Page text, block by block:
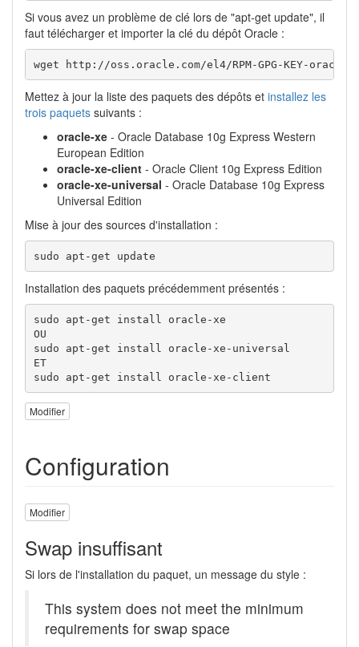
Si vous avez un problème de clé lors de "apt-get update", il
faut télécharger et importer la clé du dépôt Oracle :
wget http://oss.oracle.com/el4/RPM-GPG-KEY-
Mettez à jour la liste des paquets des dépôts et installez les
trois paquets suivants :
oracle-xe - Oracle Database 10g Express Western
European Edition
oracle-xe-client - Oracle Client 10g Express Edition
oracle-xe-universal - Oracle Database 10g Express
Universal Edition
Mise à jour des sources d'installation :
sudo apt-get update
Installation des paquets précédemment présentés :
sudo apt-get install oracle-xe
OU
sudo apt-get install oracle-xe-universal
ET
sudo apt-get install oracle-xe-client
Modifier
Configuration
Modifier
Swap insuffisant
Si lors de l'installation du paquet, un message du style :
This system does not meet the minimum
requirements for swap space